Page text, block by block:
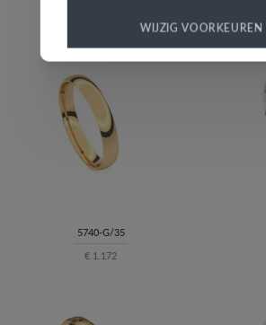
5740-G/35
€ 1.172
WIJZIG VOORKEUREN